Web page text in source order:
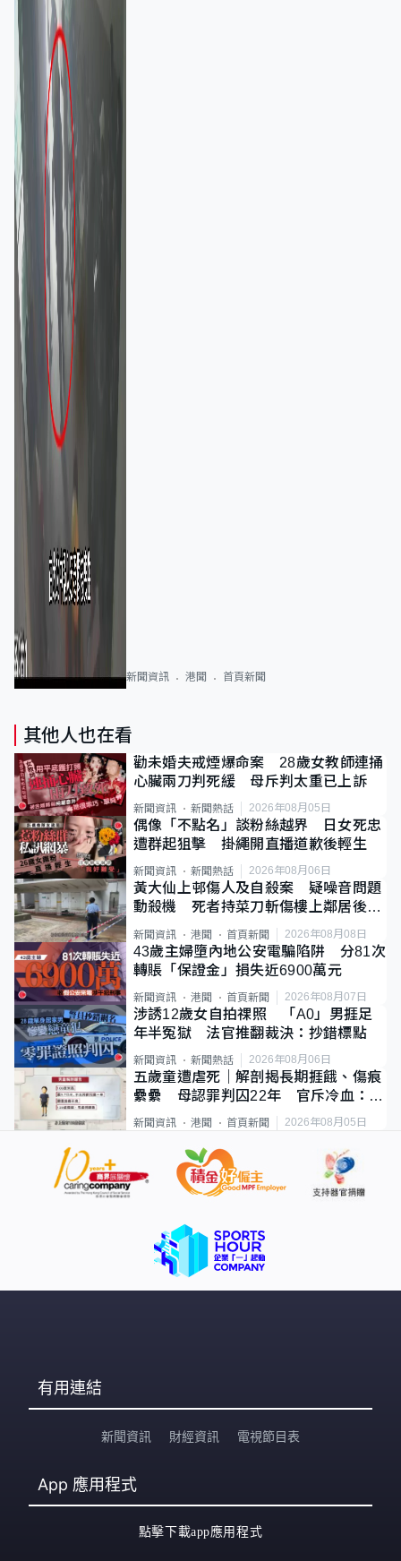
新聞資訊 港聞 首頁新聞
其他人也在看
勸未婚夫戒煙爆命案 28歲女教師連捅
心臟兩刀判死緩 母斥判太重已上訴
新聞資訊 新聞熱話 2026年08月05日
偶像「不點名」談粉絲越界 日女死忠
遭群起狙擊 掛繩開直播道歉後輕生
新聞資訊 新聞熱話 2026年08月06日
黃大仙上邨傷人及自殺案 疑噪音問題
動殺機 死者持菜刀斬傷樓上鄰居後墮
新聞資訊 港聞 首頁新聞 2026年08月08日
43歲主婦墮內地公安電騙陷阱 分81次
轉賬「保證金」損失近6900萬元
新聞資訊 港聞 首頁新聞 2026年08月07日
涉誘12歲女自拍祼照 「A0」男捱足
年半冤獄 法官推翻裁決：抄錯標點
新聞資訊 新聞熱話 2026年08月06日
五歲童遭虐死｜解剖揭長期捱餓、傷痕
纍纍 母認罪判囚22年 官斥冷血：同
類案最惡劣
新聞資訊 港聞 首頁新聞 2026年08月05日
有用連結
新聞資訊 財經資訊 電視節目表
App 應用程式
點擊下載app應用程式